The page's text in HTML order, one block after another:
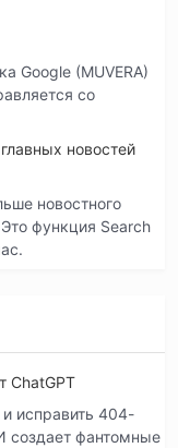
Google (MUVERA)
со
новостей
новостного
Это функция Search
ChatGPT
исправить 404-
создает фантомные